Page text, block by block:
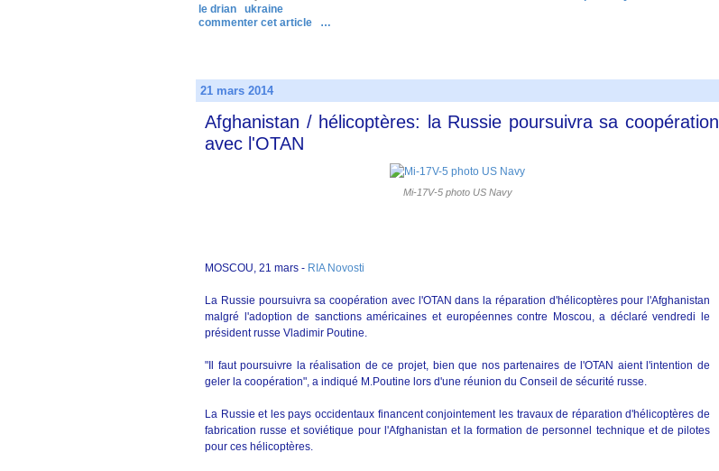
le drian
ukraine
commenter cet article
…
21 mars 2014
Afghanistan / hélicoptères: la Russie poursuivra sa coopération
avec l'OTAN
Mi-17V-5 photo US Navy
MOSCOU, 21 mars - RIA Novosti
La Russie poursuivra sa coopération avec l'OTAN dans la réparation d'hélicoptères pour l'Afghanistan
malgré l'adoption de sanctions américaines et européennes contre Moscou, a déclaré vendredi le
président russe Vladimir Poutine.
"Il faut poursuivre la réalisation de ce projet, bien que nos partenaires de l'OTAN aient l'intention de
geler la coopération", a indiqué M.Poutine lors d'une réunion du Conseil de sécurité russe.
La Russie et les pays occidentaux financent conjointement les travaux de réparation d'hélicoptères de
fabrication russe et soviétique pour l'Afghanistan et la formation de personnel technique et de pilotes
pour ces hélicoptères.